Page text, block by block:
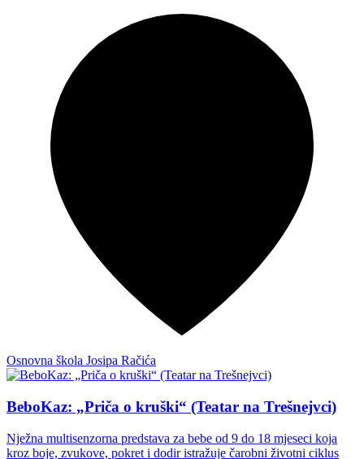
Osnovna škola Josipa Račića
BeboKaz: „Priča o kruški“ (Teatar na Trešnejvci)
Nježna multisenzorna predstava za bebe od 9 do 18 mjeseci koja
kroz boje, zvukove, pokret i dodir istražuje čarobni životni ciklus